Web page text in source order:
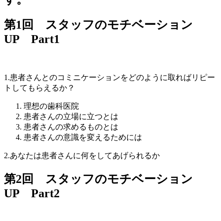
第1回 スタッフのモチベーション
UP Part1
1.患者さんとのコミニケーションをどのように取ればリピー
トしてもらえるか？
理想の歯科医院
患者さんの立場に立つとは
患者さんの求めるものとは
患者さんの意識を変えるためには
2.あなたは患者さんに何をしてあげられるか
第2回 スタッフのモチベーション
UP Part2